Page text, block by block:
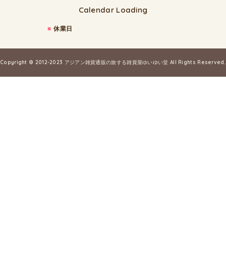
Calendar Loading
■ 休業日
Copyright © 2012-2023 アジアン雑貨通販の旅する雑貨屋ゆいゆい堂 All Rights Reserved.